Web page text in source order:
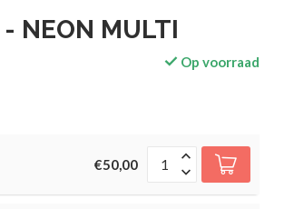
NEON MULTI
Op voorraad
€50,00